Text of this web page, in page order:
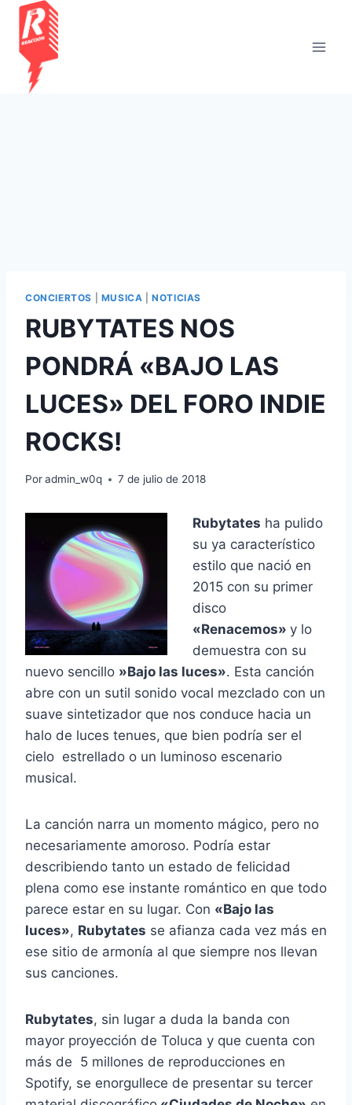
Saltar
contenido
CONCIERTOS MUSICA |NOTICIAS
RUBYTATES NOS
PONDRÁ «BAJO LAS
LUCES» DEL FORO INDIE
ROCKS!
Poradmin_w0q 7 de julio de 2018
Rubytates ha pulido
su ya característico
estilo que nació en
2015 con su primer
disco
«Renacemos» y lo
demuestra con su
nuevo sencillo ​»Bajo las luces». Esta canción
abre con un sutil sonido vocal mezclado con un
suave sintetizador que nos conduce hacia un
halo de luces tenues, que bien podría ser el
cielo estrellado o un luminoso escenario
musical.
La canción narra un momento mágico, pero no
necesariamente amoroso. Podría estar
describiendo tanto un estado de felicidad
plena como ese instante romántico en que todo
parece estar en su lugar. Con ​ «Bajo las
luces», Rubytates se afianza cada vez más en
ese sitio de armonía al que siempre nos llevan
sus canciones.
Rubytates, sin lugar a duda la banda con
mayor proyección de Toluca y que cuenta con
más de 5 millones de reproducciones en
Spotify, se enorgullece de presentar su tercer